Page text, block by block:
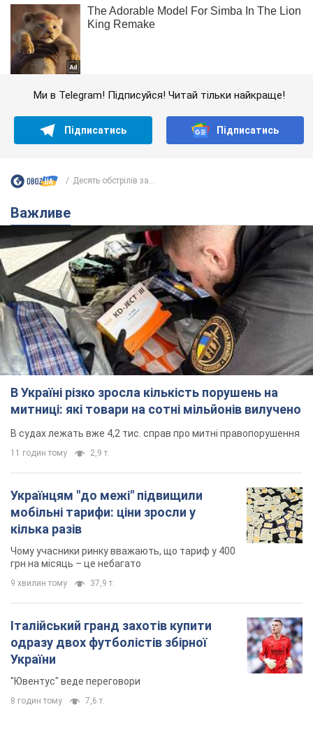
Ми в Telegram! Підписуйся! Читай тільки найкраще!
Підписатись Підписатись
Десять обстрілів за...
Важливе
В Україні різко зросла кількість порушень на
митниці: які товари на сотні мільйонів вилучено
В судах лежать вже 4,2 тис. справ про митні правопорушення
11 годин тому 2,9 т.
Українцям "до межі" підвищили
мобільні тарифи: ціни зросли у
кілька разів
Чому учасники ринку вважають, що тариф у 400
грн на місяць – це небагато
9 хвилин тому 37,9 т.
Італійський гранд захотів купити
одразу двох футболістів збірної
України
"Ювентус" веде переговори
8 годин тому 7,6 т.